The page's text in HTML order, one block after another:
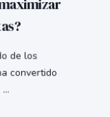
de los
convertido